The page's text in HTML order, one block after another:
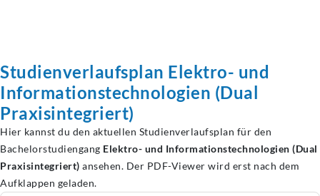
Studienverlaufsplan Elektro- und
Informationstechnologien (Dual
Praxisintegriert)
Hier kannst du den aktuellen Studienverlaufsplan für den
Bachelorstudiengang Elektro- und Informationstechnologien (Dual
Praxisintegriert) ansehen. Der PDF-Viewer wird erst nach dem
Aufklappen geladen.